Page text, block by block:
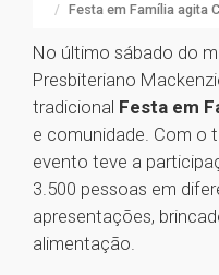
Festa em Família agita
No último sábado do
Presbiteriano
tradicional Festa em
e comunidade. Com o
evento teve a
3.500 pessoas em
apresentações,
alimentação.